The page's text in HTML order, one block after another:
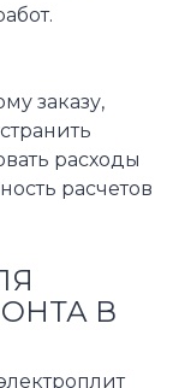
заказу,
расходы
расчетов
В